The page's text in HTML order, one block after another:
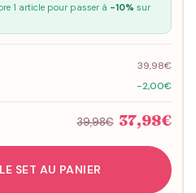
1 article pour passer à -10% sur
39,98€
-2,00€
39,98€ 37,98€
SET AU PANIER